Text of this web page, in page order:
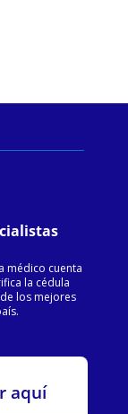
médico cuenta
la cédula
los mejores
aquí